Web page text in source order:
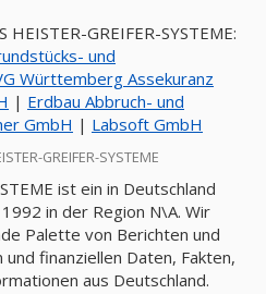
GREIFER-SYSTEME:
und
Württemberg Assekuranz
| Erdbau Abbruch- und
GmbH | Labsoft GmbH
GREIFER-SYSTEME
ist ein in Deutschland
in der Region N\A. Wir
Palette von Berichten und
finanziellen Daten, Fakten,
aus Deutschland.